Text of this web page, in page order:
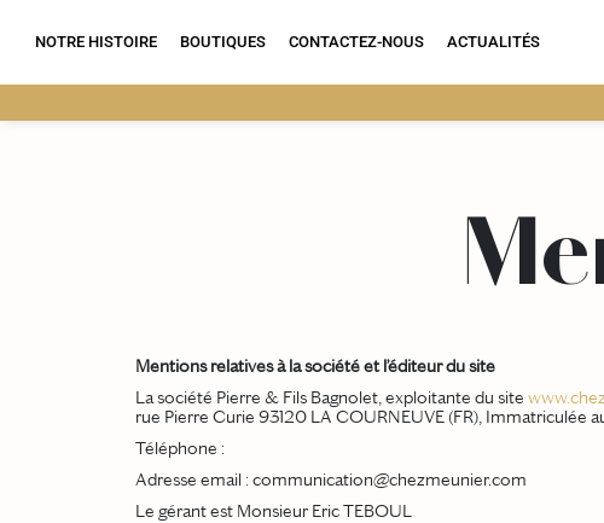
NOTRE HISTOIRE BOUTIQUES CONTACTEZ-NOUS ACTUALITÉS
Mentions relatives à la société et l’éditeur du site
La société Pierre & Fils Bagnolet, exploitante du site
rue Pierre Curie 93120 LA COURNEUVE (FR),
Téléphone :
Adresse email : communication@chezmeunier.com
Le gérant est Monsieur Eric TEBOUL